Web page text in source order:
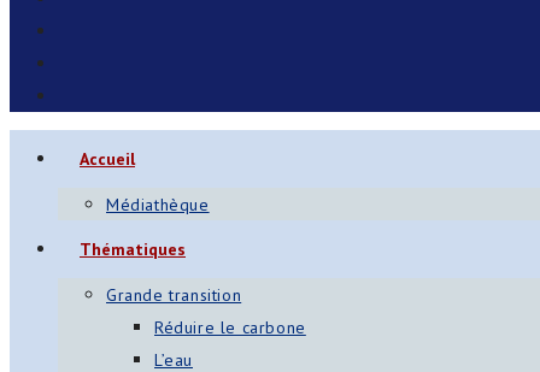
Accueil
Médiathèque
Thématiques
Grande transition
Réduire le carbone
L’eau